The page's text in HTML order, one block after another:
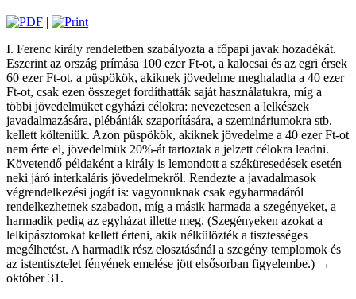
|
I. Ferenc király rendeletben szabályozta a főpapi javak hozadékát.
Eszerint az ország prímása 100 ezer Ft-ot, a kalocsai és az egri érsek
60 ezer Ft-ot, a püspökök, akiknek jövedelme meghaladta a 40 ezer
Ft-ot, csak ezen összeget fordíthatták saját használatukra, míg a
többi jövedelmüket egyházi célokra: nevezetesen a lelkészek
javadalmazására, plébániák szaporítására, a szemináriumokra stb.
kellett költeniük. Azon püspökök, akiknek jövedelme a 40 ezer Ft-ot
nem érte el, jövedelmük 20%-át tartoztak a jelzett célokra leadni.
Követendő példaként a király is lemondott a széküresedések esetén
neki járó interkaláris jövedelmekről. Rendezte a javadalmasok
végrendelkezési jogát is: vagyonuknak csak egyharmadáról
rendelkezhetnek szabadon, míg a másik harmada a szegényeket, a
harmadik pedig az egyházat illette meg. (Szegényeken azokat a
lelkipásztorokat kellett érteni, akik nélkülözték a tisztességes
megélhetést. A harmadik rész elosztásánál a szegény templomok és
az istentisztelet fényének emelése jött elsősorban figyelembe.) →
október 31.